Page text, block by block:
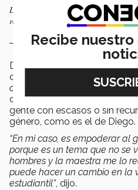
Los estudiantes en una de las visitas
retroalimentación del programa
De ahí la diversidad de los
compañeros, en temas como
coaching
académico a
de México, otro enfocado al
gente con escasos o sin
género, como es el de Diego.
“En mi caso, es empoderar al
porque es un tema que no se
hombres y la maestra me lo
puede hacer un cambio en la
estudiantil”, dijo.
Recibe